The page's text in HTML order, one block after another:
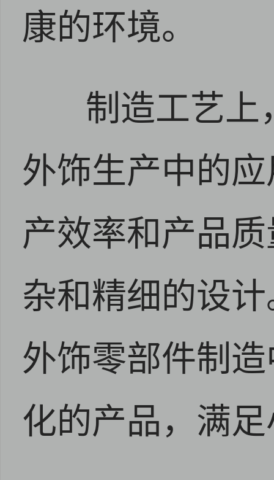
康的环境。
制造工艺上
外饰生产中的
产效率和产品
杂和精细的设
外饰零部件制
化的产品，满